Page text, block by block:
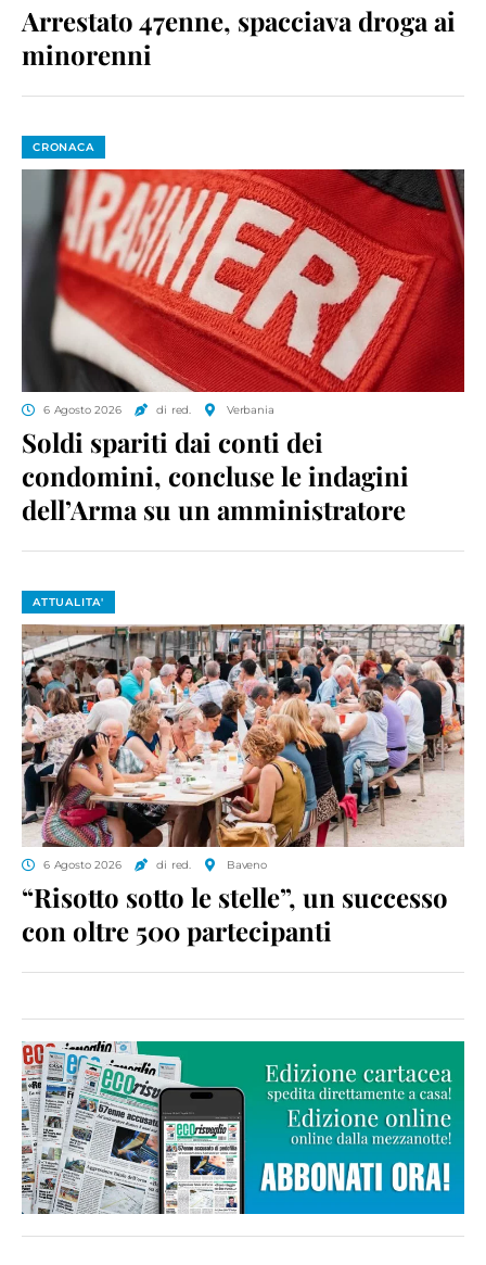
Arrestato 47enne, spacciava droga ai
minorenni
CRONACA
6 Agosto 2026 di red. Verbania
Soldi spariti dai conti dei
condomini, concluse le indagini
dell’Arma su un amministratore
ATTUALITA'
6 Agosto 2026 di red. Baveno
“Risotto sotto le stelle”, un successo
con oltre 500 partecipanti